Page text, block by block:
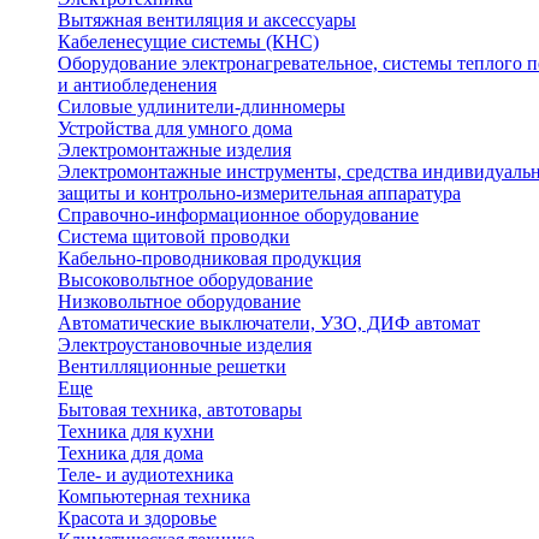
Вытяжная вентиляция и аксессуары
Кабеленесущие системы (КНС)
Оборудование электронагревательное, системы теплого
и антиобледенения
Силовые удлинители-длинномеры
Устройства для умного дома
Электромонтажные изделия
Электромонтажные инструменты, средства
защиты и контрольно-измерительная аппаратура
Справочно-информационное оборудование
Система щитовой проводки
Кабельно-проводниковая продукция
Высоковольтное оборудование
Низковольтное оборудование
Автоматические выключатели, УЗО, ДИФ автомат
Электроустановочные изделия
Вентилляционные решетки
Еще
Бытовая техника, автотовары
Техника для кухни
Техника для дома
Теле- и аудиотехника
Компьютерная техника
Красота и здоровье